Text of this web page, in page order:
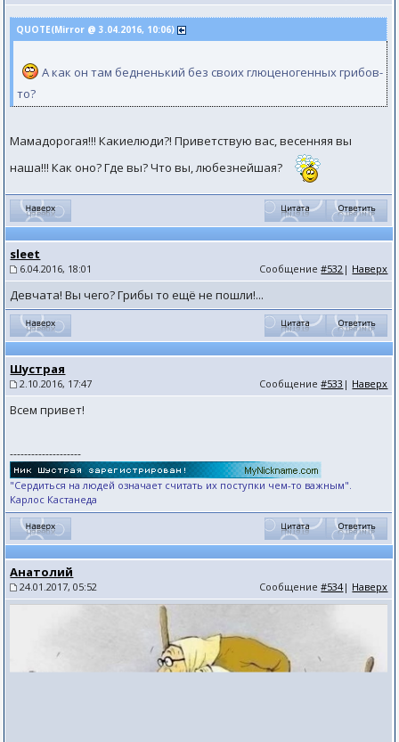
QUOTE(Mirror @ 3.04.2016, 10:06)
А как он там бедненький без своих глюценогенных грибов-
то?
Мамадорогая!!! Какиелюди?! Приветствую вас, весенняя вы
наша!!! Как оно? Где вы? Что вы, любезнейшая?
sleet
6.04.2016, 18:01 Сообщение#532 | Наверх
Девчата! Вы чего? Грибы то ещё не пошли!...
Шустрая
2.10.2016, 17:47 Сообщение#533 | Наверх
Всем привет!
--------------------
"Сердиться на людей означает считать их поступки чем-то важным".
Карлос Кастанеда
Анатолий
24.01.2017, 05:52 Сообщение#534| Наверх